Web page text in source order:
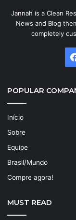
Jannah is a Clean
News and Blog
completely
POPULAR
Início
Sobre
Equipe
Brasil/Mundo
Compre agora!
MUST READ